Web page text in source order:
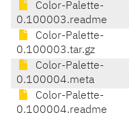
Color-Palette-
0.100003.readme
Color-Palette-
0.100003.tar.gz
Color-Palette-
0.100004.meta
Color-Palette-
0.100004.readme